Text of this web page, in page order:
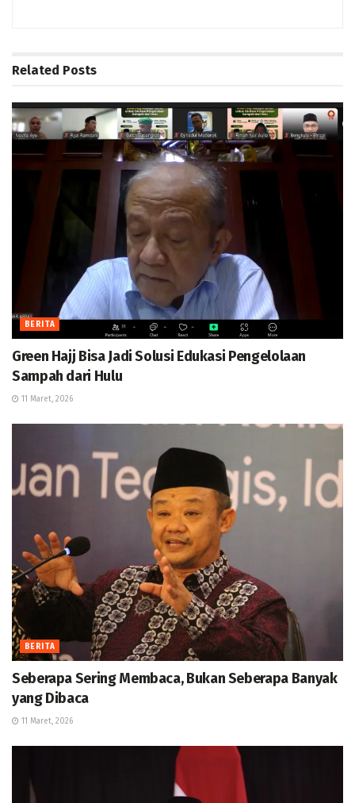
Related Posts
BERITA
Green Hajj Bisa Jadi Solusi Edukasi Pengelolaan
Sampah dari Hulu
11 Maret, 2026
BERITA
Seberapa Sering Membaca, Bukan Seberapa Banyak
yang Dibaca
11 Maret, 2026